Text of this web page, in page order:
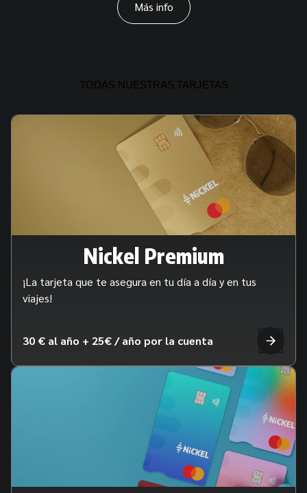
Más info
TODAS NUESTRAS TARJETAS
Nickel Premium
¡La tarjeta que te asegura en tu día a día y en tus
viajes!
30 € al año + 25€ / año por la cuenta